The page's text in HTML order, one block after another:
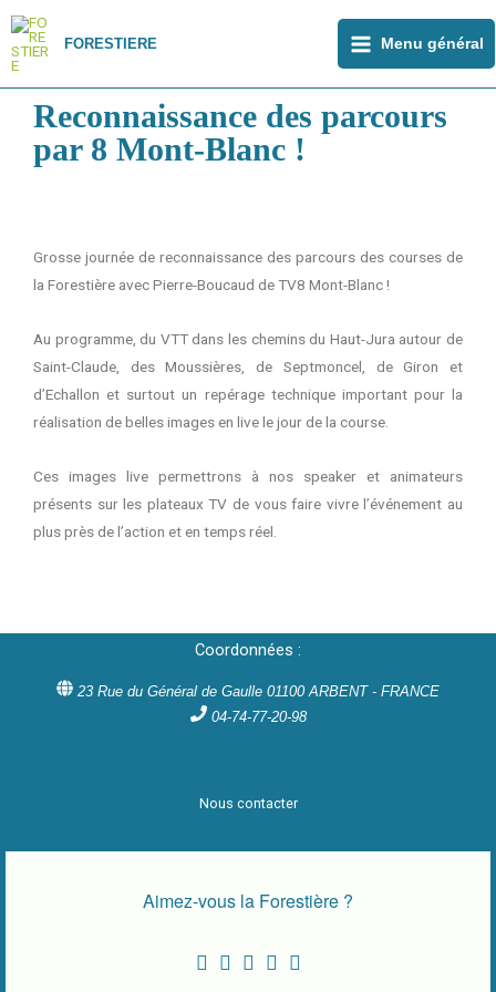
Aller
contenu
FORESTIERE
Main
Menu
Menu général
Reconnaissance des parcours
par 8 Mont-Blanc !
Grosse journée de reconnaissance des parcours des courses de
la Forestière avec Pierre-Boucaud de TV8 Mont-Blanc !
Au programme, du VTT dans les chemins du Haut-Jura autour de
Saint-Claude, des Moussières, de Septmoncel, de Giron et
d’Echallon et surtout un repérage technique important pour la
réalisation de belles images en live le jour de la course.
Ces images live permettrons à nos speaker et animateurs
présents sur les plateaux TV de vous faire vivre l’événement au
plus près de l’action et en temps réel.
Coordonnées :
23 Rue du Général de Gaulle 01100 ARBENT - FRANCE
04-74-77-20-98
Nous contacter
Aimez-vous la Forestière ?